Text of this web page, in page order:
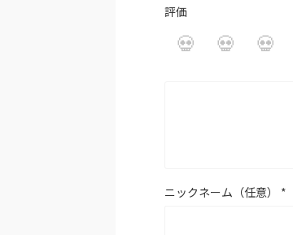
評価
ニックネーム（任意） *